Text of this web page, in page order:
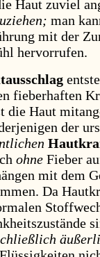
Haut zuviel
man
mit der
hervorrufen.
fieberhaften
die Haut
der
ohne Fieber
mit dem
Da